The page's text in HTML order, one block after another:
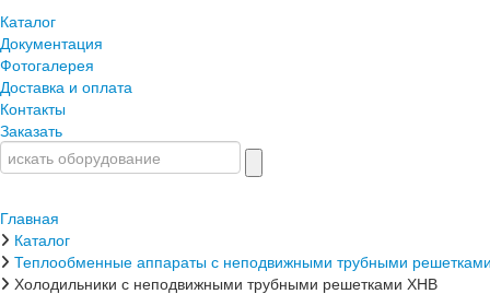
Каталог
Документация
Фотогалерея
Доставка и оплата
Контакты
Заказать
Главная
Каталог
Теплообменные аппараты с неподвижными трубными
Холодильники с неподвижными трубными решетками ХНВ